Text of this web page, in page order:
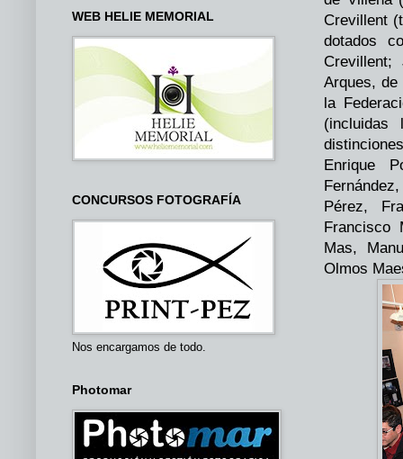
Crevillent
dotados
Arques, de
la
Enrique
Pérez,
Francisco
Mas,
Olmos
WEB HELIE MEMORIAL
CONCURSOS FOTOGRAFÍA
Nos encargamos de todo.
Photomar